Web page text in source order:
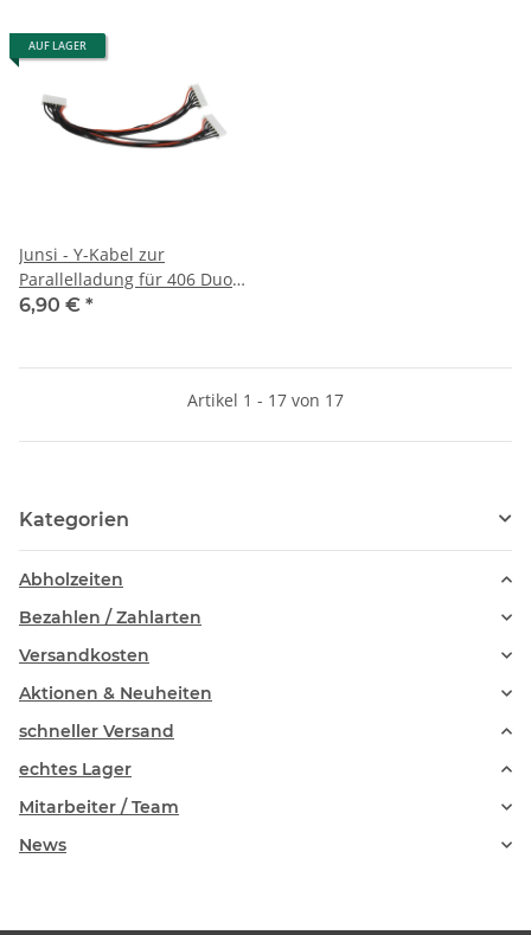
AUF LAGER
Junsi - Y-Kabel zur
Parallelladung für 406 Duo -
7 pin zu 7 pin - 150mm
6,90 € *
Artikel 1 - 17 von 17
Kategorien
Abholzeiten
Bezahlen / Zahlarten
Versandkosten
Aktionen & Neuheiten
schneller Versand
echtes Lager
Mitarbeiter / Team
News